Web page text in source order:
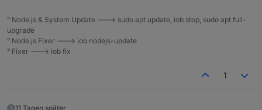
° Node.js & System Update ---> sudo apt update, iob stop, sudo apt full-
upgrade
° Node.js Fixer ---> iob nodejs-update
° Fixer ---> iob fix
1
11 Tagen später